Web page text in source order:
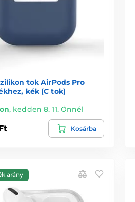
tok AirPods Pro
kék (C tok)
, kedden 8. 11. Önnél
Kosárba
arány